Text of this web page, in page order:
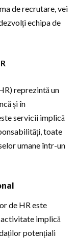
de recrutare, vei
echipa de
reprezintă un
și în
servicii implică
toate
umane într-un
de HR este
activitate implică
potențiali